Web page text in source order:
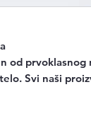
od prvoklasnog
Svi naši